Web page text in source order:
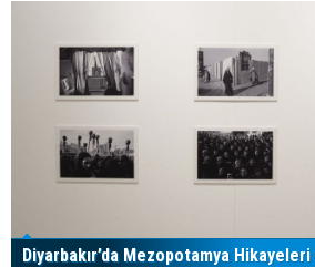
Diyarbakır’da Mezopotamya